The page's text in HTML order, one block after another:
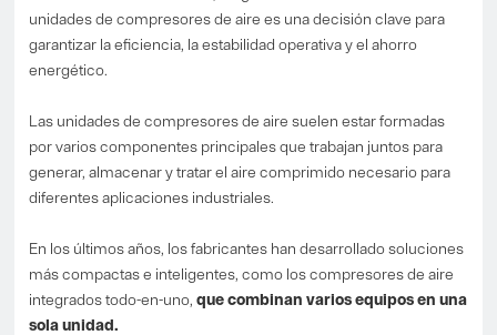
unidades de compresores de aire es una decisión clave para
garantizar la eficiencia, la estabilidad operativa y el ahorro
energético.
Las unidades de compresores de aire suelen estar formadas
por varios componentes principales que trabajan juntos para
generar, almacenar y tratar el aire comprimido necesario para
diferentes aplicaciones industriales.
En los últimos años, los fabricantes han desarrollado soluciones
más compactas e inteligentes, como los compresores de aire
integrados todo-en-uno, que combinan varios equipos en una
sola unidad.